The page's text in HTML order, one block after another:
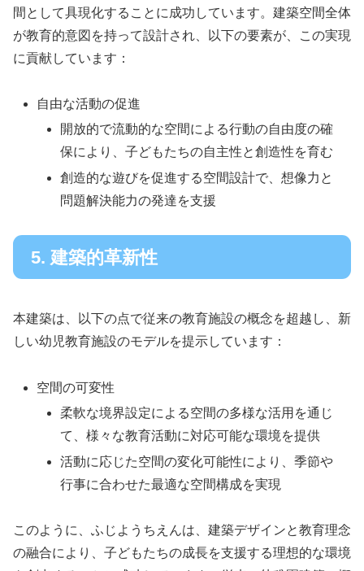
間として具現化することに成功しています。建築空間全体
が教育的意図を持って設計され、以下の要素が、この実現
に貢献しています：
自由な活動の促進
開放的で流動的な空間による行動の自由度の確
保により、子どもたちの自主性と創造性を育む
創造的な遊びを促進する空間設計で、想像力と
問題解決能力の発達を支援
5. 建築的革新性
本建築は、以下の点で従来の教育施設の概念を超越し、新
しい幼児教育施設のモデルを提示しています：
空間の可変性
柔軟な境界設定による空間の多様な活用を通じ
て、様々な教育活動に対応可能な環境を提供
活動に応じた空間の変化可能性により、季節や
行事に合わせた最適な空間構成を実現
このように、ふじようちえんは、建築デザインと教育理念
の融合により、子どもたちの成長を支援する理想的な環境